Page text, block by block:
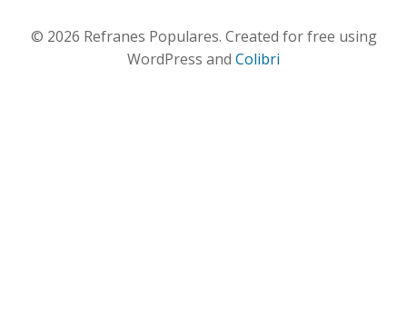
© 2026 Refranes Populares. Created for free using
WordPress and Colibri